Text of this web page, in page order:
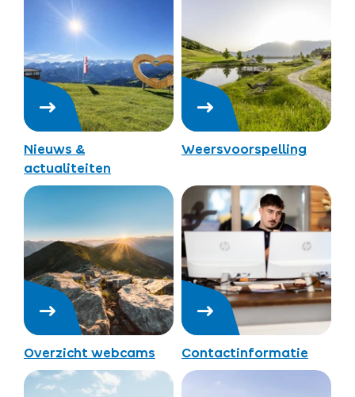
Nieuws &
actualiteiten
Weersvoorspelling
Overzicht webcams Contactinformatie